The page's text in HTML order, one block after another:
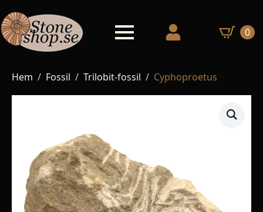
0
Hem Fossil Trilobit-fossil Cyphoproetus